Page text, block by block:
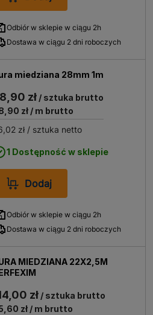
w wielu typach instalacji
materiałowe
i bezpieczeństwo
są w:
– miedź wykazuje
wody pitnej oraz
rozwoju bakterii i
ten spełnia
higieniczne i sanitarne.
– rury miedziane są
oraz ogrzewania
wysokiej przewodności
efektywne przenoszenie
stratami.
przewodności cieplnej
działanie niskich temperatur i
i trwałość systemów
Odbiór w sklepie w ciągu 2h
Dostawa w ciągu 2 dni roboczych
miedziana 28mm 1m
zł / sztuka brutto
zł / m brutto
zł / sztuka netto
1 Dostępność w sklepie
Dodaj
Odbiór w sklepie w ciągu 2h
Dostawa w ciągu 2 dni roboczych
MIEDZIANA 22X2,5M
zł / sztuka brutto
zł / m brutto